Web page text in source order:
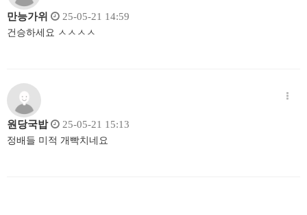
만능가위 25-05-21 14:59
건승하세요 ㅅㅅㅅㅅ
원당국밥 25-05-21 15:13
정배들 미적 개빡치네요